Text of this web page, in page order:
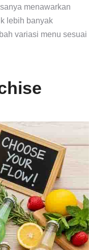
menawarkan
lebih banyak
variasi menu sesuai